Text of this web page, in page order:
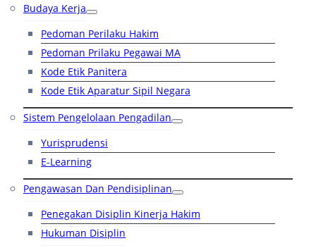
Budaya Kerja
Pedoman Perilaku Hakim
Pedoman Prilaku Pegawai MA
Kode Etik Panitera
Kode Etik Aparatur Sipil Negara
Sistem Pengelolaan Pengadilan
Yurisprudensi
E-Learning
Pengawasan Dan Pendisiplinan
Penegakan Disiplin Kinerja Hakim
Hukuman Disiplin